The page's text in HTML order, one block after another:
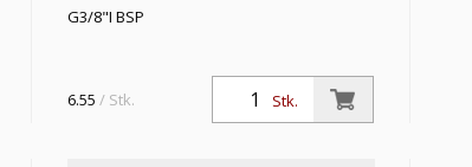
G3/8"I BSP
Stk.
6.55 / Stk.